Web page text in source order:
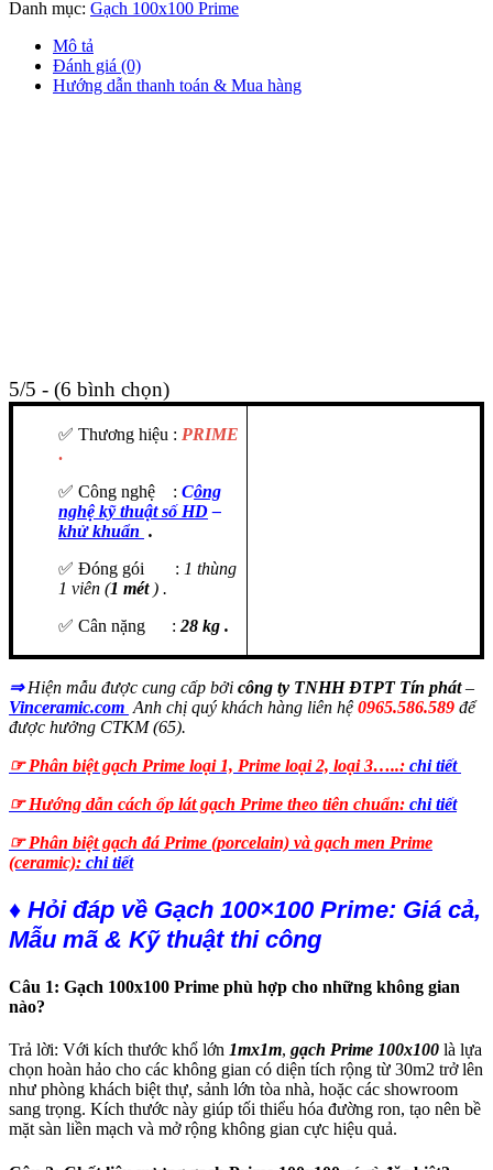
Danh mục: Gạch 100x100 Prime
Mô tả
Đánh giá (0)
Hướng dẫn thanh toán & Mua hàng
5/5 - (6 bình chọn)
✅ Thương hiệu : PRIME
.
✅ Công nghệ : Công
nghệ kỹ thuật số HD–
khử khuẩn .
✅ Đóng gói : 1 thùng
1 viên (1 mét) .
✅ Cân nặng : 28 kg .
⇒Hiện mẫu được cung cấp bởi công ty TNHH ĐTPT Tín phát–
Vinceramic.com Anh chị quý khách hàng liên hệ0965.586.589 để
được hưởng CTKM (65).
☞ Phân biệt gạch Prime loại 1, Prime loại 2, loại 3…..: chi tiết
☞ Hướng dẫn cách ốp lát gạch Prime theo tiên chuẩn: chi tiết
☞ Phân biệt gạch đá Prime (porcelain) và gạch men Prime
(ceramic): chi tiết
♦ Hỏi đáp về Gạch 100×100 Prime: Giá cả,
Mẫu mã & Kỹ thuật thi công
Câu 1: Gạch 100x100 Prime phù hợp cho những không gian
nào?
Trả lời: Với kích thước khổ lớn 1mx1m, gạch Prime 100x100 là lựa
chọn hoàn hảo cho các không gian có diện tích rộng từ 30m2 trở lên
như phòng khách biệt thự, sảnh lớn tòa nhà, hoặc các showroom
sang trọng. Kích thước này giúp tối thiểu hóa đường ron, tạo nên bề
mặt sàn liền mạch và mở rộng không gian cực hiệu quả.